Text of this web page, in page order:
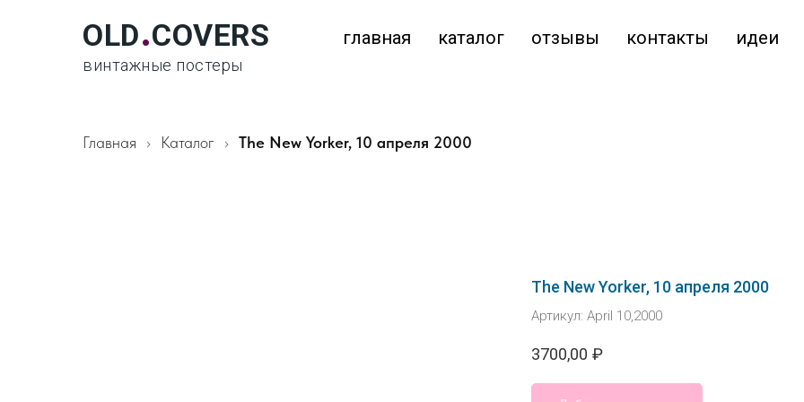
OLD.COVERS
винтажные постеры
главная каталог отзывы контакты идеи
Главная Каталог The New Yorker, 10 апреля 2000
The New Yorker, 10 апреля 2000
Артикул: April 10,2000
3700,00 ₽